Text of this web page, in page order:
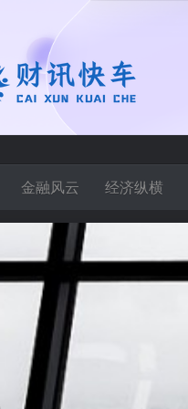
金融风云 经济纵横